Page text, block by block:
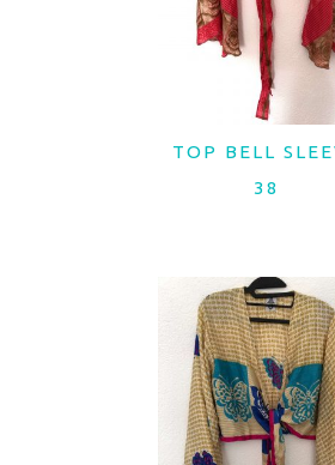
LER MAIS
TOP BELL
38